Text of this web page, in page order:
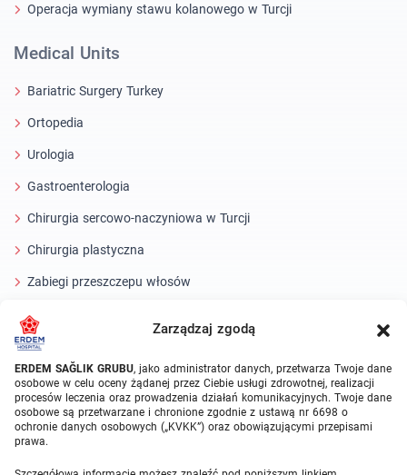
Zarządzaj zgodą
ERDEM SAĞLIK GRUBU, jako administrator danych, przetwarza Twoje dane
osobowe w celu oceny żądanej przez Ciebie usługi zdrowotnej, realizacji
procesów leczenia oraz prowadzenia działań komunikacyjnych. Twoje dane
osobowe są przetwarzane i chronione zgodnie z ustawą nr 6698 o
ochronie danych osobowych („KVKK”) oraz obowiązującymi przepisami
prawa.
Operacja wymiany stawu kolanowego w Turcji
Medical Units
Bariatric Surgery Turkey
Ortopedia
Urologia
Gastroenterologia
Chirurgia sercowo-naczyniowa w Turcji
Chirurgia plastyczna
Zabiegi przeszczepu włosów
Zabiegi stomatologiczne Turcja
Laserowe oko
About Erdem
O nas